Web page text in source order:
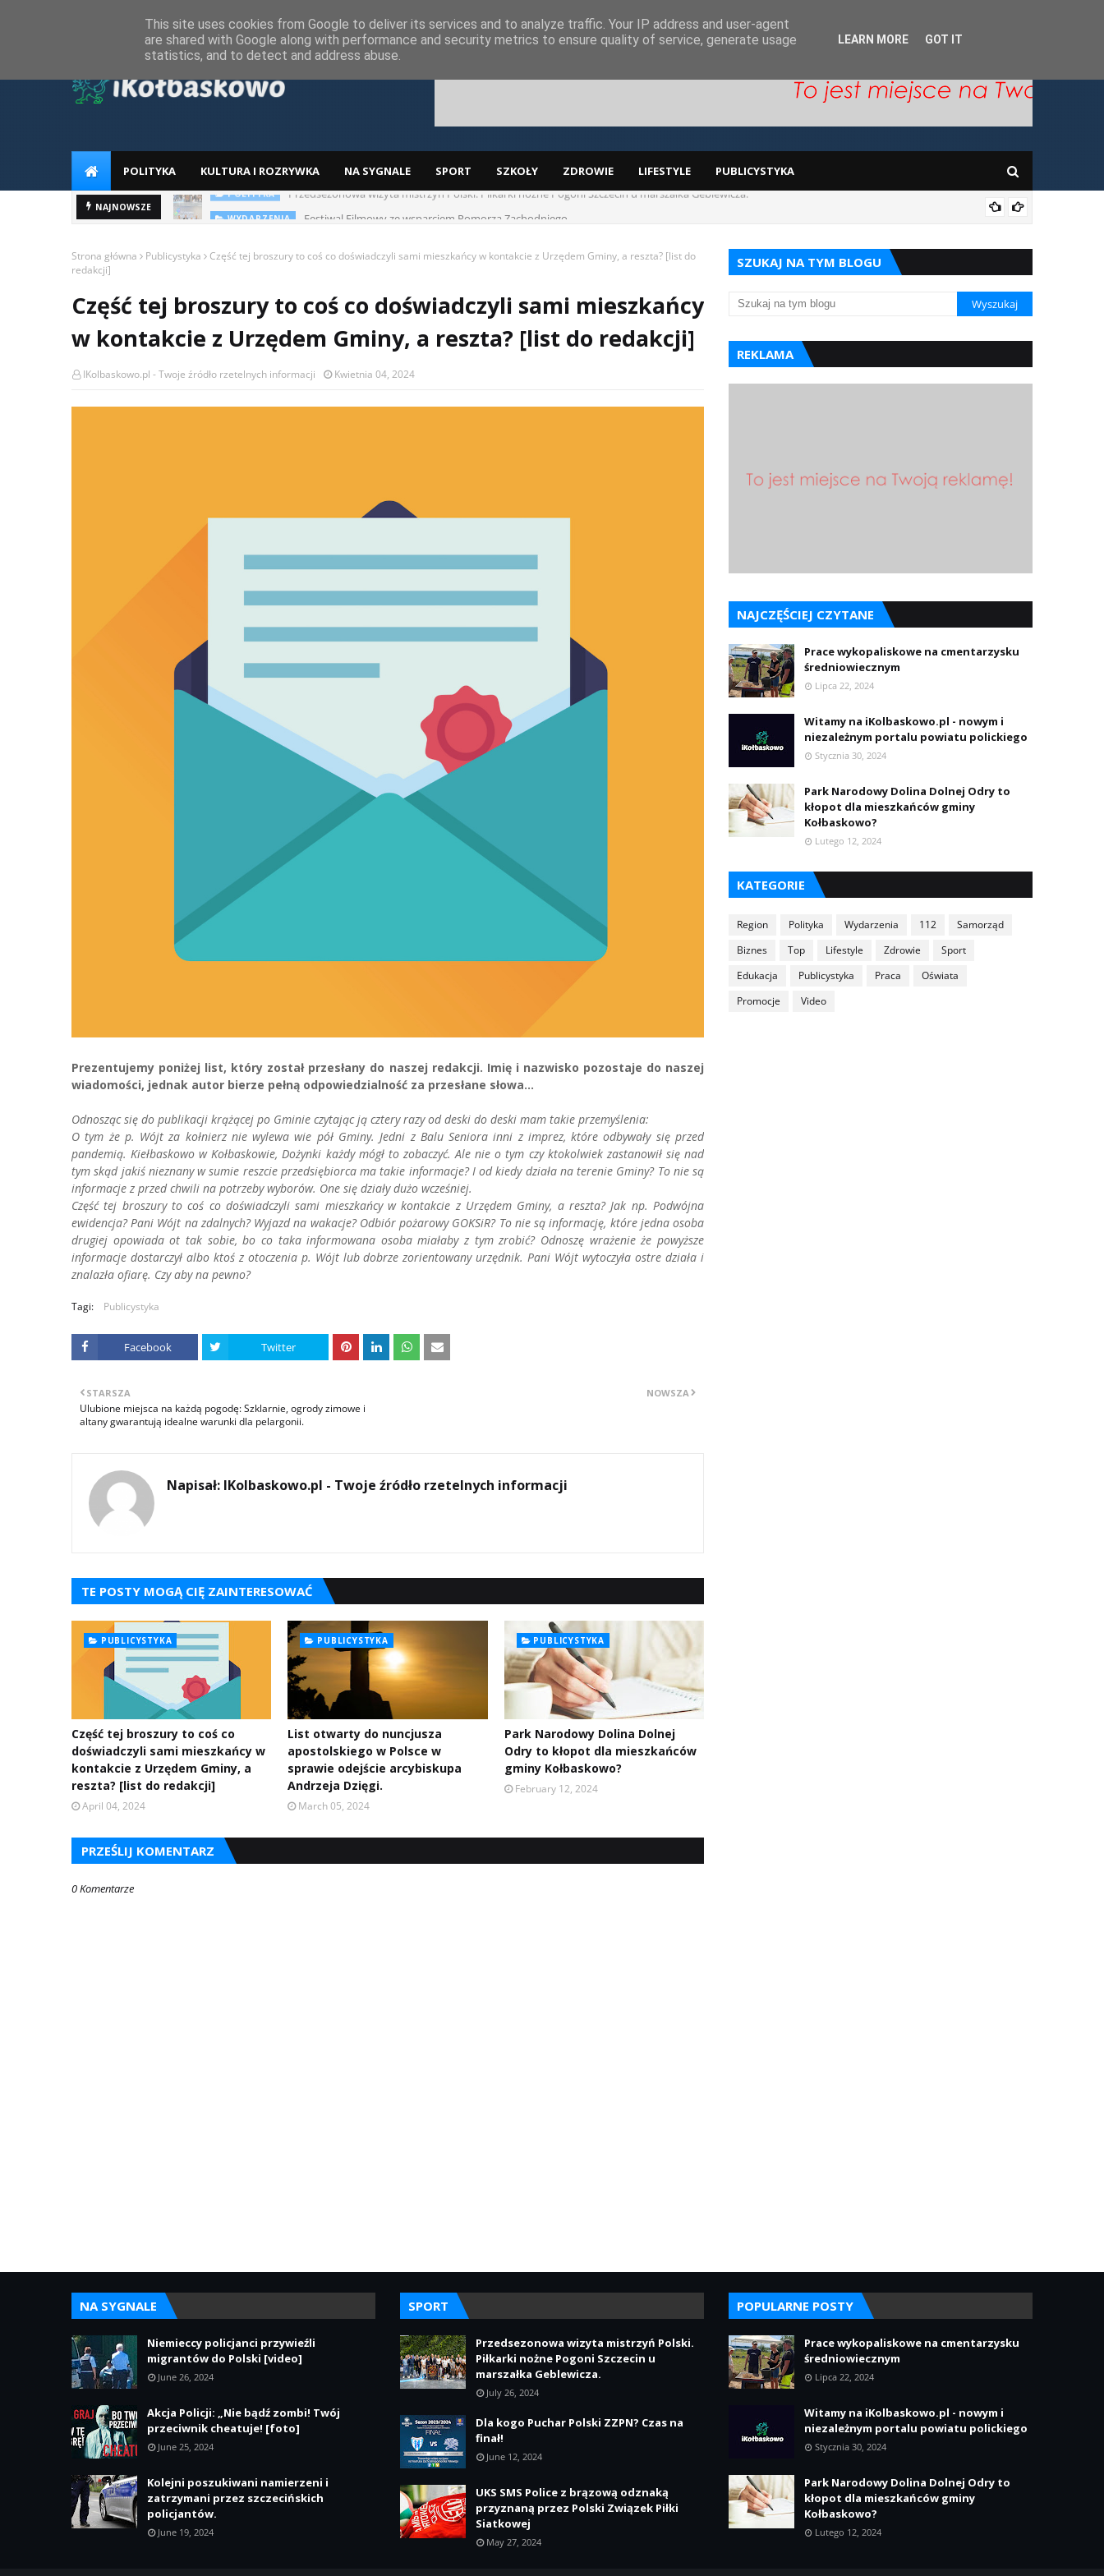
POLITYKA KULTURA I ROZRYWKA NA SYGNALE SPORT SZKOŁY ZDROWIE LIFESTYLE PUBLICYSTYKA
NAJNOWSZE
Strona główna Publicystyka
Część tej broszury to coś co doświadczyli sami mieszkańcy w kontakcie z Urzędem Gminy, a reszta? [list do
redakcji]
Część tej broszury to coś co doświadczyli sami mieszkańcy
w kontakcie z Urzędem Gminy, a reszta? [list do redakcji]
IKolbaskowo.pl - Twoje źródło rzetelnych informacji Kwietnia 04, 2024
Prezentujemy poniżej list, który został przesłany do naszej redakcji. Imię i nazwisko pozostaje do naszej
wiadomości, jednak autor bierze pełną odpowiedzialność za przesłane słowa...
Odnosząc się do publikacji krążącej po Gminie czytając ją cztery razy od deski do deski mam takie przemyślenia:
O tym że p. Wójt za kołnierz nie wylewa wie pół Gminy. Jedni z Balu Seniora inni z imprez, które odbywały się przed
pandemią. Kiełbaskowo w Kołbaskowie, Dożynki każdy mógł to zobaczyć. Ale nie o tym czy ktokolwiek zastanowił się nad
tym skąd jakiś nieznany w sumie reszcie przedsiębiorca ma takie informacje? I od kiedy działa na terenie Gminy? To nie są
informacje z przed chwili na potrzeby wyborów. One się działy dużo wcześniej.
Część tej broszury to coś co doświadczyli sami mieszkańcy w kontakcie z Urzędem Gminy, a reszta? Jak np. Podwójna
ewidencja? Pani Wójt na zdalnych? Wyjazd na wakacje? Odbiór pożarowy GOKSiR? To nie są informację, które jedna osoba
drugiej opowiada ot tak sobie, bo co taka informowana osoba miałaby z tym zrobić? Odnoszę wrażenie że powyższe
informacje dostarczył albo ktoś z otoczenia p. Wójt lub dobrze zorientowany urzędnik. Pani Wójt wytoczyła ostre działa i
znalazła ofiarę. Czy aby na pewno?
Tagi: Publicystyka
Facebook Twitter
NOWSZA
STARSZA
Ulubione miejsca na każdą pogodę: Szklarnie, ogrody zimowe i
altany gwarantują idealne warunki dla pelargonii.
Napisał: IKolbaskowo.pl - Twoje źródło rzetelnych informacji
TE POSTY MOGĄ CIĘ ZAINTERESOWAĆ
PUBLICYSTYKA
Część tej broszury to coś co
doświadczyli sami mieszkańcy w
kontakcie z Urzędem Gminy, a
reszta? [list do redakcji]
April 04, 2024
PUBLICYSTYKA
List otwarty do nuncjusza
apostolskiego w Polsce w
sprawie odejście arcybiskupa
Andrzeja Dzięgi.
March 05, 2024
PUBLICYSTYKA
Park Narodowy Dolina Dolnej
Odry to kłopot dla mieszkańców
gminy Kołbaskowo?
February 12, 2024
PRZEŚLIJ KOMENTARZ
0 Komentarze
SZUKAJ NA TYM BLOGU
REKLAMA
NAJCZĘŚCIEJ CZYTANE
Prace wykopaliskowe na cmentarzysku
średniowiecznym
Lipca 22, 2024
Witamy na iKolbaskowo.pl - nowym i
niezależnym portalu powiatu polickiego
Stycznia 30, 2024
Park Narodowy Dolina Dolnej Odry to
kłopot dla mieszkańców gminy
Kołbaskowo?
Lutego 12, 2024
KATEGORIE
Region Polityka Wydarzenia 112
Samorząd
Biznes
Top Lifestyle Zdrowie
Sport
Edukacja
Publicystyka Praca
Oświata
Promocje
Video
NA SYGNALE
Niemieccy policjanci przywieźli
migrantów do Polski [video]
June 26, 2024
Akcja Policji: „Nie bądź zombi! Twój
przeciwnik cheatuje! [foto]
June 25, 2024
Kolejni poszukiwani namierzeni i
zatrzymani przez szczecińskich
policjantów.
June 19, 2024
SPORT
Przedsezonowa wizyta mistrzyń Polski.
Piłkarki nożne Pogoni Szczecin u
marszałka Geblewicza.
July 26, 2024
Dla kogo Puchar Polski ZZPN? Czas na
finał!
June 12, 2024
UKS SMS Police z brązową odznaką
przyznaną przez Polski Związek Piłki
Siatkowej
May 27, 2024
POPULARNE POSTY
Prace wykopaliskowe na cmentarzysku
średniowiecznym
Lipca 22, 2024
Witamy na iKolbaskowo.pl - nowym i
niezależnym portalu powiatu polickiego
Stycznia 30, 2024
Park Narodowy Dolina Dolnej Odry to
kłopot dla mieszkańców gminy
Kołbaskowo?
Lutego 12, 2024
This site uses cookies from Google to deliver its services and to analyze traffic. Your IP address and user-agent
are shared with Google along with performance and security metrics to ensure quality of service, generate usage
statistics, and to detect and address abuse.
LEARN MORE GOT IT